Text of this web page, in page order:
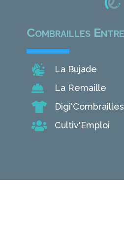
Combrailles
 La Bujade
 La Remaille
 Digi'Combrailles
 Cultiv'Emploi